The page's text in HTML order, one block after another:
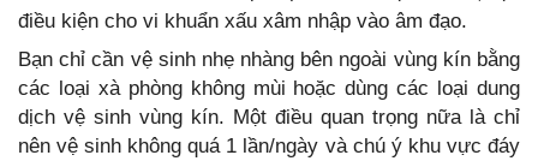
điều kiện cho vi khuẩn xấu xâm nhập vào âm đạo.
Bạn chỉ cần vệ sinh nhẹ nhàng bên ngoài vùng kín bằng
các loại xà phòng không mùi hoặc dùng các loại dung
dịch vệ sinh vùng kín. Một điều quan trọng nữa là chỉ
nên vệ sinh không quá 1 lần/ngày và chú ý khu vực đáy